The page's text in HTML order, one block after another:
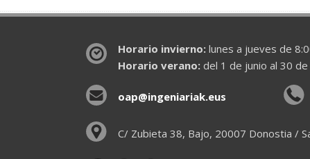
Horario invierno:lunes a jueves de
Horario verano:del 1 de junio al 30
oap@ingeniariak.eus
C/ Zubieta 38, Bajo, 20007 Donostia /